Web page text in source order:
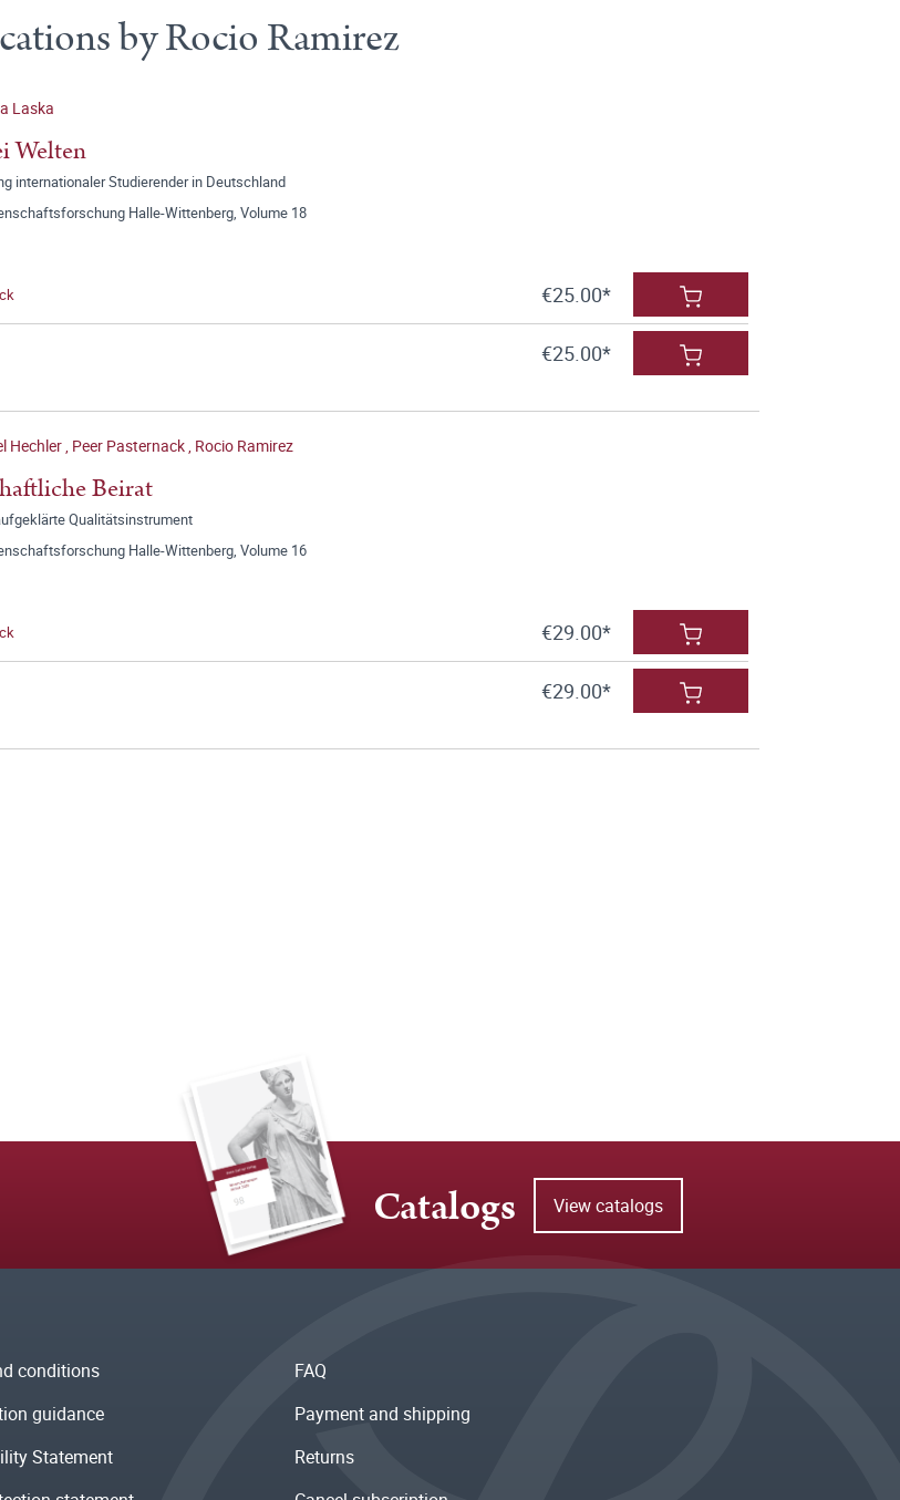
by Rocio Ramirez
Laska
Welten
internationaler Studierender in Deutschland
Halle-Wittenberg, Volume 18
€25.00*
€25.00*
Hechler, Peer Pasternack, Rocio Ramirez
Beirat
Qualitätsinstrument
Halle-Wittenberg, Volume 16
€29.00*
€29.00*
Catalogs View catalogs
conditions
guidance
Statement
FAQ
Payment and shipping
Returns